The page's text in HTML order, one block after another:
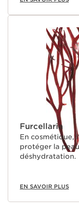
Furcellaria
En cosmétique,
protéger la
déshydratation.
EN SAVOIR PLUS